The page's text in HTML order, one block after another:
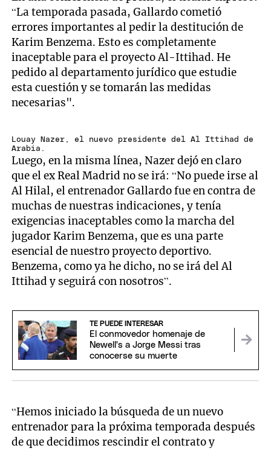
“La temporada pasada, Gallardo cometió
errores importantes al pedir la destitución de
Karim Benzema. Esto es completamente
inaceptable para el proyecto Al-Ittihad. He
pedido al departamento jurídico que estudie
esta cuestión y se tomarán las medidas
necesarias".
Louay Nazer, el nuevo presidente del Al Ittihad de
Arabia.
Luego, en la misma línea, Nazer dejó en claro
que el ex Real Madrid no se irá: “No puede irse al
Al Hilal, el entrenador Gallardo fue en contra de
muchas de nuestras indicaciones, y tenía
exigencias inaceptables como la marcha del
jugador Karim Benzema, que es una parte
esencial de nuestro proyecto deportivo.
Benzema, como ya he dicho, no se irá del Al
Ittihad y seguirá con nosotros”.
TE PUEDE INTERESAR
El conmovedor homenaje de
Newell's a Jorge Messi tras
conocerse su muerte
“Hemos iniciado la búsqueda de un nuevo
entrenador para la próxima temporada después
de que decidimos rescindir el contrato y